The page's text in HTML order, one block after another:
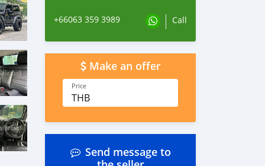
+66063 359 3989 Call
Make an offer
Price
THB
Send message to